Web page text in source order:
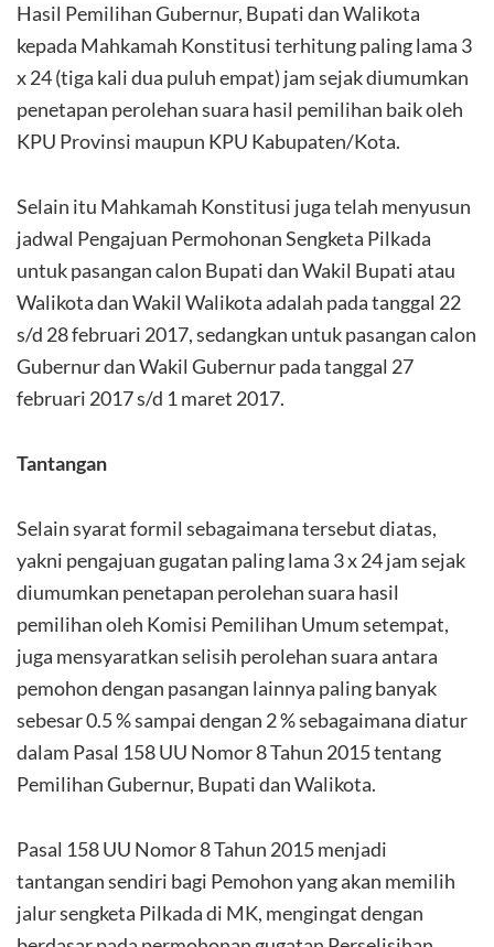
Hasil Pemilihan Gubernur, Bupati dan Walikota
kepada Mahkamah Konstitusi terhitung paling lama 3
x 24 (tiga kali dua puluh empat) jam sejak diumumkan
penetapan perolehan suara hasil pemilihan baik oleh
KPU Provinsi maupun KPU Kabupaten/Kota.
Selain itu Mahkamah Konstitusi juga telah menyusun
jadwal Pengajuan Permohonan Sengketa Pilkada
untuk pasangan calon Bupati dan Wakil Bupati atau
Walikota dan Wakil Walikota adalah pada tanggal 22
s/d 28 februari 2017, sedangkan untuk pasangan calon
Gubernur dan Wakil Gubernur pada tanggal 27
februari 2017 s/d 1 maret 2017.
Tantangan
Selain syarat formil sebagaimana tersebut diatas,
yakni pengajuan gugatan paling lama 3 x 24 jam sejak
diumumkan penetapan perolehan suara hasil
pemilihan oleh Komisi Pemilihan Umum setempat,
juga mensyaratkan selisih perolehan suara antara
pemohon dengan pasangan lainnya paling banyak
sebesar 0.5 % sampai dengan 2 % sebagaimana diatur
dalam Pasal 158 UU Nomor 8 Tahun 2015 tentang
Pemilihan Gubernur, Bupati dan Walikota.
Pasal 158 UU Nomor 8 Tahun 2015 menjadi
tantangan sendiri bagi Pemohon yang akan memilih
jalur sengketa Pilkada di MK, mengingat dengan